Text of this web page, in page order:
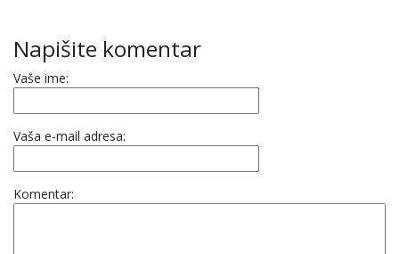
Napišite komentar
Vaše ime:
Vaša e-mail adresa:
Komentar: